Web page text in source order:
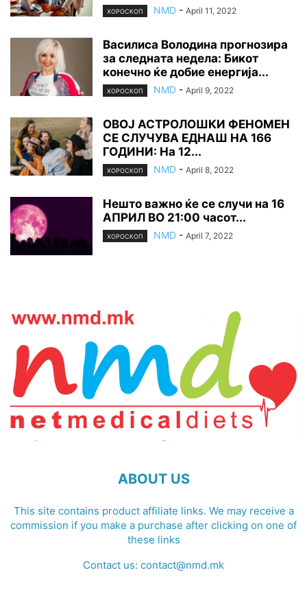
ХОРОСКОП NMD - April 11, 2022
Василиса Володина прогнозира
за следната недела: Бикот
конечно ќе добие енергија...
ХОРОСКОП NMD - April 9, 2022
ОВОЈ АСТРОЛОШКИ ФЕНОМЕН
СЕ СЛУЧУВА ЕДНАШ НА 166
ГОДИНИ: На 12...
ХОРОСКОП NMD - April 8, 2022
Нешто важно ќе се случи на 16
АПРИЛ ВО 21:00 часот...
ХОРОСКОП NMD - April 7, 2022
ABOUT US
This site contains product affiliate links. We may receive a
commission if you make a purchase after clicking on one of
these links
Contact us: contact@nmd.mk